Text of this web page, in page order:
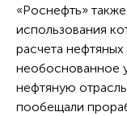
«Роснефть»
использования
расчета
необоснованное
нефтяную
пообещали